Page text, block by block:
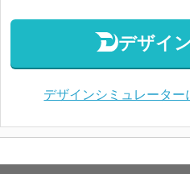
デザイ
デザインシミュレータ